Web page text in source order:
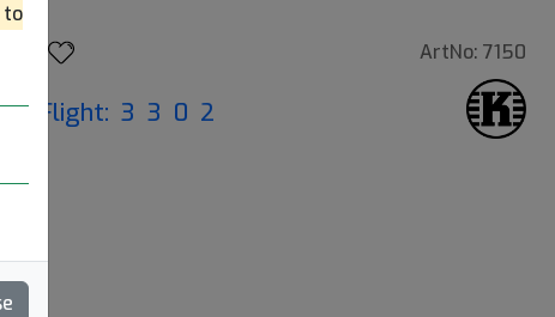
to
ArtNo: 7150
| Flight: 3 3 0 2